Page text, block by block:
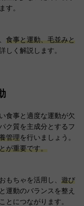
す。
食事と運動、毛並みと
しく解説します。
食事と適度な運動が欠
ク質を主成分とするフ
管理を行いましょう。
が重要です。
もちゃを活用し、 遊び
運動のバランスを整え
とにつながります。